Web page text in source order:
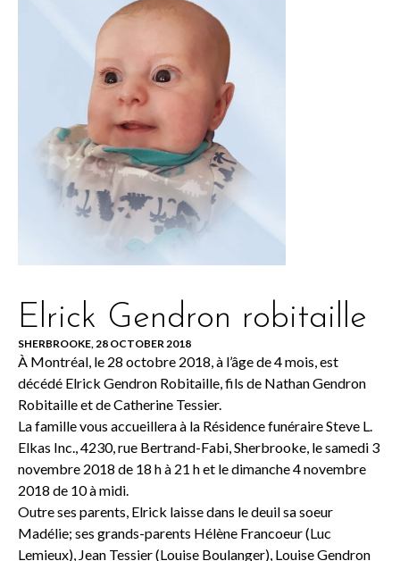
Elrick Gendron robitaille
SHERBROOKE, 28 OCTOBER 2018
À Montréal, le 28 octobre 2018, à l’âge de 4 mois, est
décédé Elrick Gendron Robitaille, fils de Nathan Gendron
Robitaille et de Catherine Tessier.
La famille vous accueillera à la Résidence funéraire Steve L.
Elkas Inc., 4230, rue Bertrand-Fabi, Sherbrooke, le samedi 3
novembre 2018 de 18 h à 21 h et le dimanche 4 novembre
2018 de 10 à midi.
Outre ses parents, Elrick laisse dans le deuil sa soeur
Madélie; ses grands-parents Hélène Francoeur (Luc
Lemieux), Jean Tessier (Louise Boulanger), Louise Gendron